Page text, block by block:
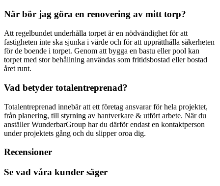
När bör jag göra en renovering av mitt torp?
Att regelbundet underhålla torpet är en nödvändighet för att
fastigheten inte ska sjunka i värde och för att upprätthålla säkerheten
för de boende i torpet. Genom att bygga en bastu eller pool kan
torpet med stor behållning användas som fritidsbostad eller bostad
året runt.
Vad betyder totalentreprenad?
Totalentreprenad innebär att ett företag ansvarar för hela projektet,
från planering, till styrning av hantverkare & utfört arbete. När du
anställer WunderbarGroup har du därför endast en kontaktperson
under projektets gång och du slipper oroa dig.
Recensioner
Se vad våra kunder säger